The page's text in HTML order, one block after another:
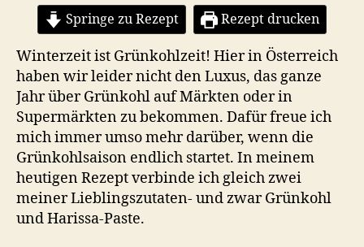
Springe zu Rezept Rezept drucken
Winterzeit ist Grünkohlzeit! Hier in Österreich
haben wir leider nicht den Luxus, das ganze
Jahr über Grünkohl auf Märkten oder in
Supermärkten zu bekommen. Dafür freue ich
mich immer umso mehr darüber, wenn die
Grünkohlsaison endlich startet. In meinem
heutigen Rezept verbinde ich gleich zwei
meiner Lieblingszutaten- und zwar Grünkohl
und Harissa-Paste.